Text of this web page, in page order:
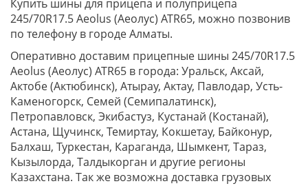
Купить шины для прицепа и полуприцепа
245/70R17.5 Aeolus (Аеолус) ATR65, можно позвонив
по телефону в городе Алматы.
Оперативно доставим прицепные шины 245/70R17.5
Aeolus (Аеолус) ATR65 в города: Уральск, Аксай,
Актобе (Актюбинск), Атырау, Актау, Павлодар, Усть-
Каменогорск, Семей (Семипалатинск),
Петропавловск, Экибастуз, Кустанай (Костанай),
Астана, Щучинск, Темиртау, Кокшетау, Байконур,
Балхаш, Туркестан, Караганда, Шымкент, Тараз,
Кызылорда, Талдыкорган и другие регионы
Казахстана. Так же возможна доставка грузовых